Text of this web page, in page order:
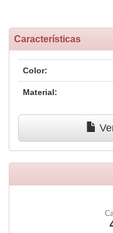
Características
Color:
Material: